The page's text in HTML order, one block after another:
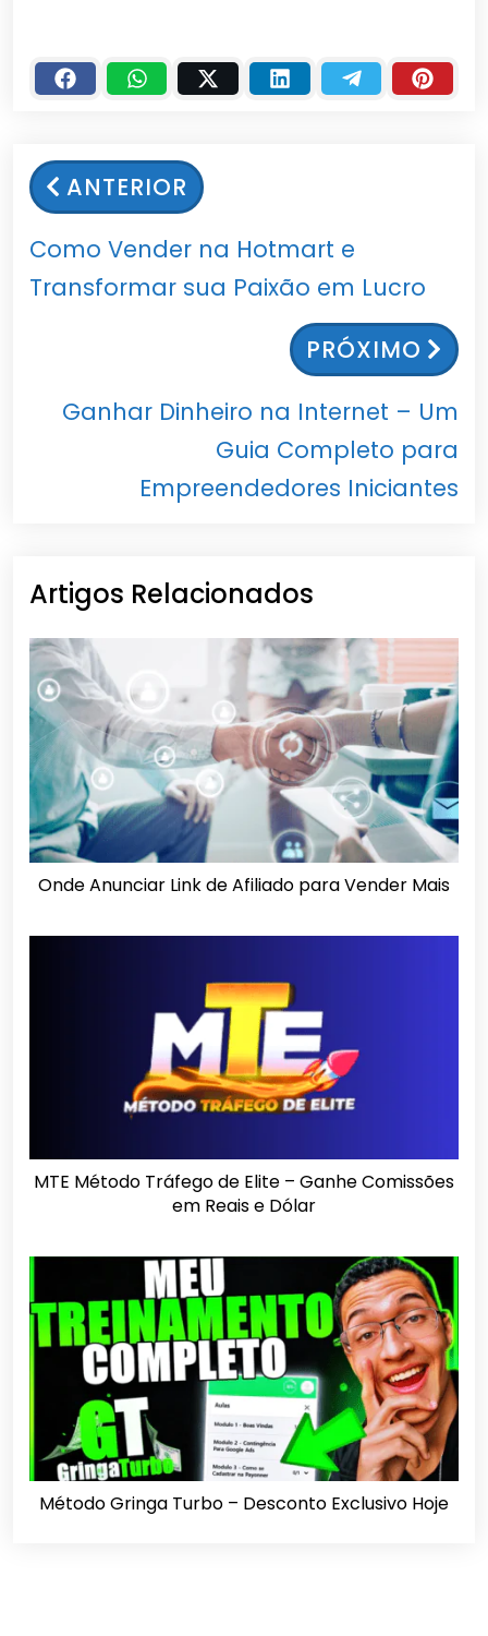
ANTERIOR
Como Vender na Hotmart e
Transformar sua Paixão em Lucro
PRÓXIMO
Ganhar Dinheiro na Internet – Um
Guia Completo para
Empreendedores Iniciantes
Artigos Relacionados
Onde Anunciar Link de Afiliado para Vender Mais
MTE Método Tráfego de Elite – Ganhe Comissões
em Reais e Dólar
Método Gringa Turbo – Desconto Exclusivo Hoje